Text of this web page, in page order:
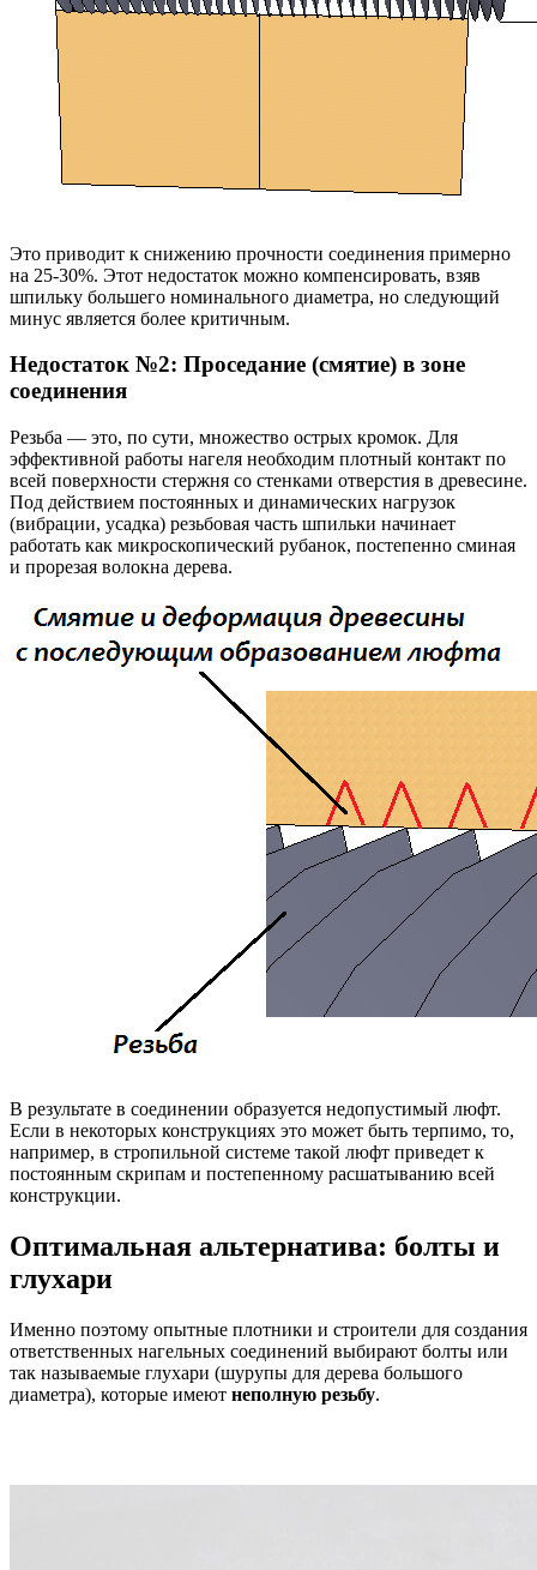
Это приводит к снижению прочности соединения примерно
на 25-30%. Этот недостаток можно компенсировать, взяв
шпильку большего номинального диаметра, но следующий
минус является более критичным.
Недостаток №2: Проседание (смятие) в зоне
соединения
Резьба — это, по сути, множество острых кромок. Для
эффективной работы нагеля необходим плотный контакт по
всей поверхности стержня со стенками отверстия в древесине.
Под действием постоянных и динамических нагрузок
(вибрации, усадка) резьбовая часть шпильки начинает
работать как микроскопический рубанок, постепенно сминая
и прорезая волокна дерева.
В результате в соединении образуется недопустимый люфт.
Если в некоторых конструкциях это может быть терпимо, то,
например, в стропильной системе такой люфт приведет к
постоянным скрипам и постепенному расшатыванию всей
конструкции.
Оптимальная альтернатива: болты и
глухари
Именно поэтому опытные плотники и строители для создания
ответственных нагельных соединений выбирают болты или
так называемые глухари (шурупы для дерева большого
диаметра), которые имеют неполную резьбу.